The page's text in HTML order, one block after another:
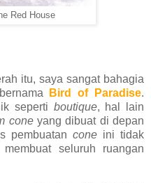
Red House
itu, saya sangat bahagia
bernama Bird of Paradise.
seperti boutique, hal lain
coneyang dibuat di depan
pembuatan cone ini tidak
seluruh ruangan